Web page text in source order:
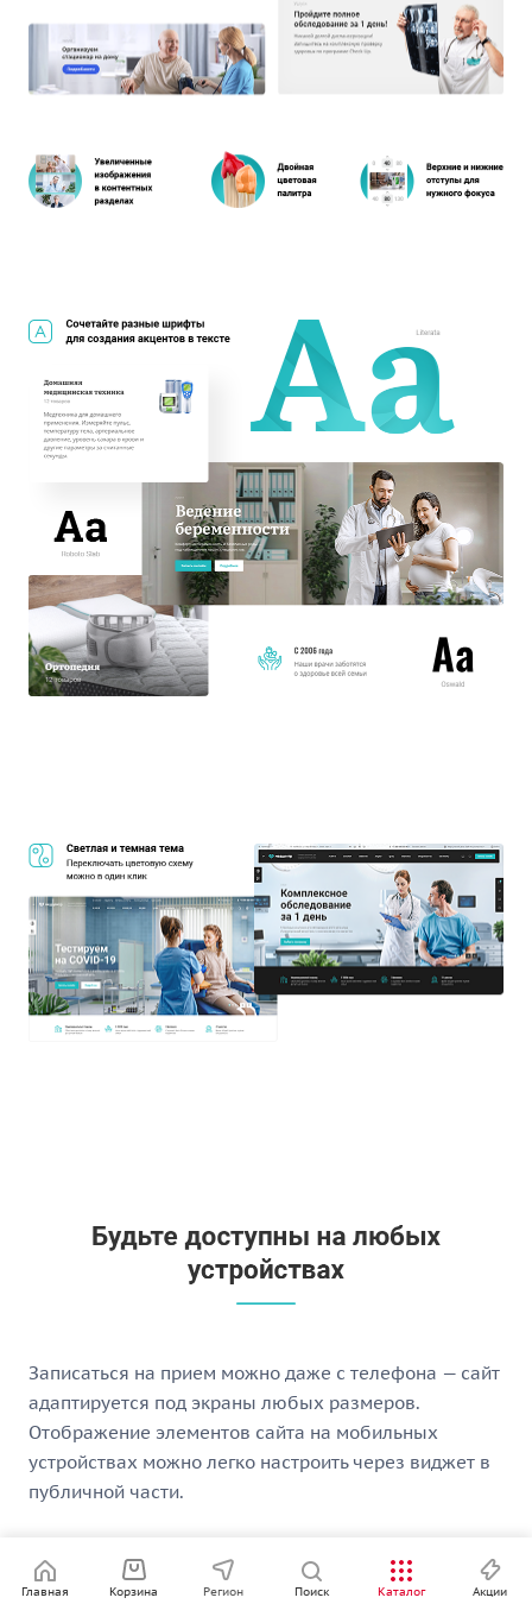
Записаться на прием можно даже с телефона — сайт
адаптируется под экраны любых размеров.
Отображение элементов сайта на мобильных
устройствах можно легко настроить через виджет в
публичной части.
Главная Корзина Регион Поиск Каталог Акции